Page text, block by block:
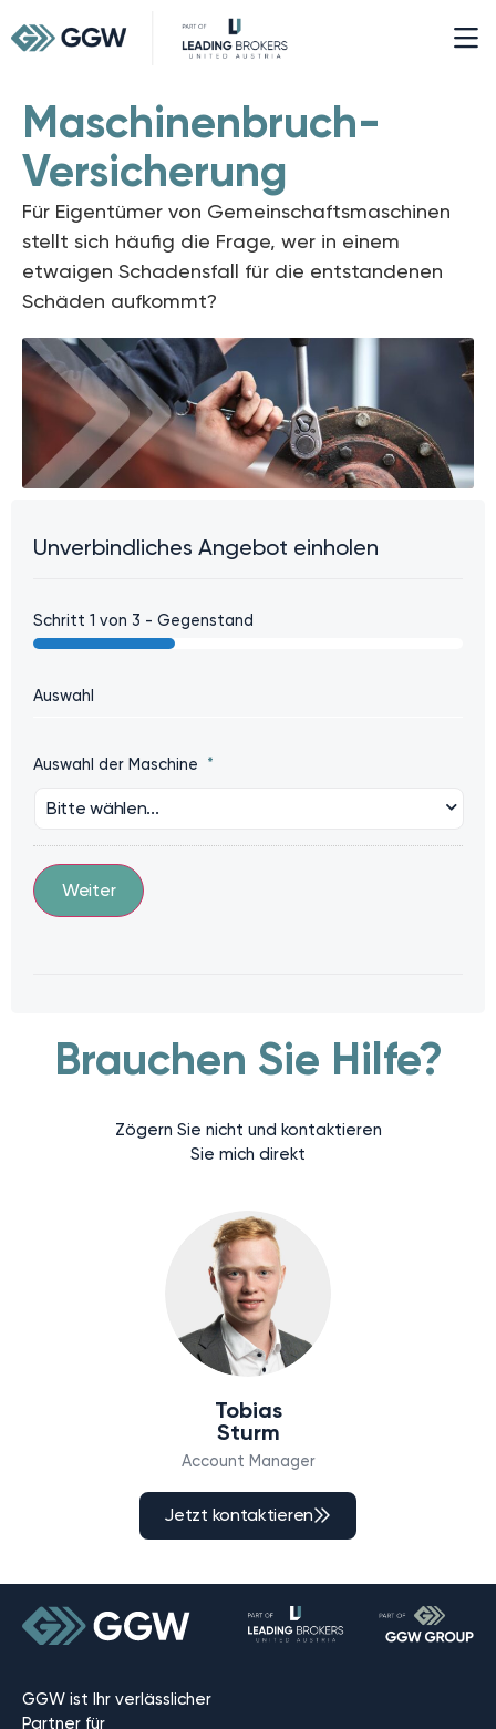
Maschinenbruch-
Versicherung
Für Eigentümer von Gemeinschaftsmaschinen
stellt sich häufig die Frage, wer in einem
etwaigen Schadensfall für die entstandenen
Schäden aufkommt?
Brauchen Sie Hilfe?
Zögern Sie nicht und kontaktieren
Sie mich direkt
Tobias
Sturm
Account Manager
Jetzt kontaktieren
Unverbindliches Angebot einholen
Schritt 1 von 3 - Gegenstand
Auswahl
Auswahl der Maschine *
GGW ist Ihr verlässlicher
Partner für